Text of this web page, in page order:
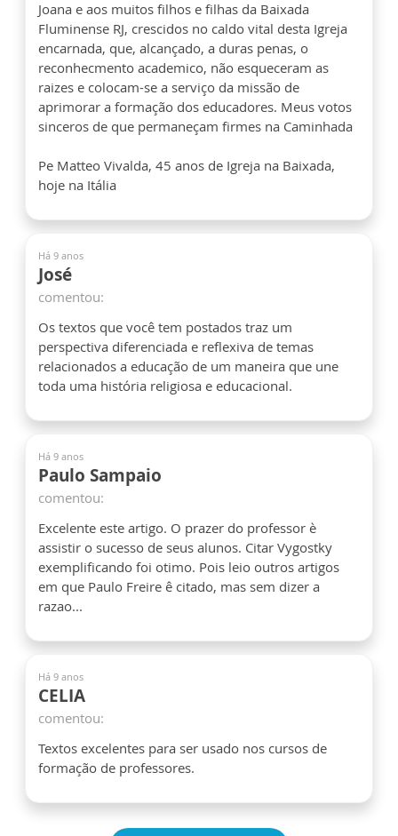
Joana e aos muitos filhos e filhas da Baixada
Fluminense RJ, crescidos no caldo vital desta Igreja
encarnada, que, alcançado, a duras penas, o
reconhecmento academico, não esqueceram as
raizes e colocam-se a serviço da missão de
aprimorar a formação dos educadores. Meus votos
sinceros de que permaneçam firmes na Caminhada
Pe Matteo Vivalda, 45 anos de Igreja na Baixada,
hoje na Itália
Há 9 anos
José
comentou:
Os textos que você tem postados traz um
perspectiva diferenciada e reflexiva de temas
relacionados a educação de um maneira que une
toda uma história religiosa e educacional.
Há 9 anos
Paulo Sampaio
comentou:
Excelente este artigo. O prazer do professor è
assistir o sucesso de seus alunos. Citar Vygostky
exemplificando foi otimo. Pois leio outros artigos
em que Paulo Freire ê citado, mas sem dizer a
razao...
Há 9 anos
CELIA
comentou:
Textos excelentes para ser usado nos cursos de
formação de professores.